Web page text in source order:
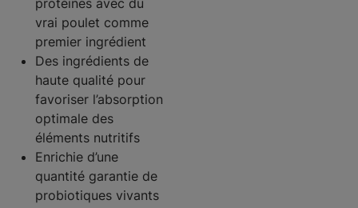
protéines avec du
vrai poulet comme
premier ingrédient
Des ingrédients de
haute qualité pour
favoriser l’absorption
optimale des
éléments nutritifs
Enrichie d’une
quantité garantie de
probiotiques vivants